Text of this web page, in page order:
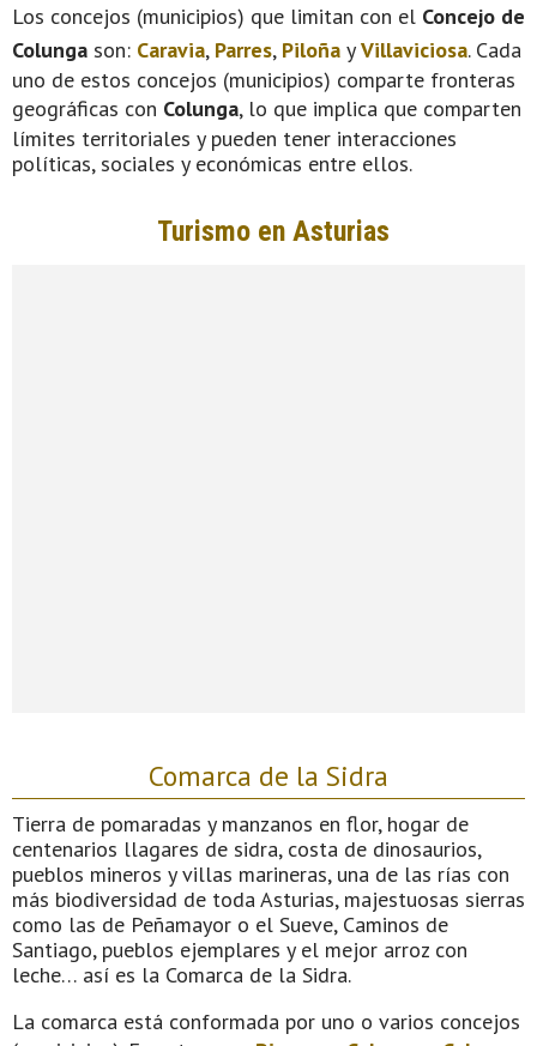
Los concejos (municipios) que limitan con el Concejo de
Colunga son: Caravia, Parres, Piloña yVillaviciosa. Cada
uno de estos concejos (municipios) comparte fronteras
geográficas con Colunga, lo que implica que comparten
límites territoriales y pueden tener interacciones
políticas, sociales y económicas entre ellos.
Comarca de la Sidra
Tierra de pomaradas y manzanos en flor, hogar de
centenarios llagares de sidra, costa de dinosaurios,
pueblos mineros y villas marineras, una de las rías con
más biodiversidad de toda Asturias, majestuosas sierras
como las de Peñamayor o el Sueve, Caminos de
Santiago, pueblos ejemplares y el mejor arroz con
leche… así es la Comarca de la Sidra.
La comarca está conformada por uno o varios concejos